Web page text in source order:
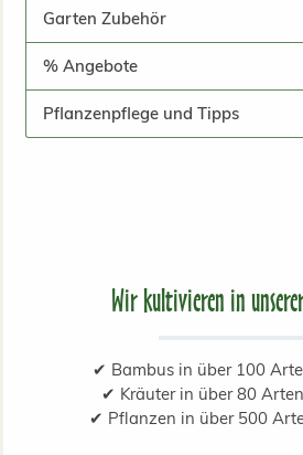
Garten Zubehör
% Angebote
Pflanzenpflege und Tipps
Wir kultivieren in
✔ Bambus in über 100
✔ Kräuter in über 80
✔ Pflanzen in über 500